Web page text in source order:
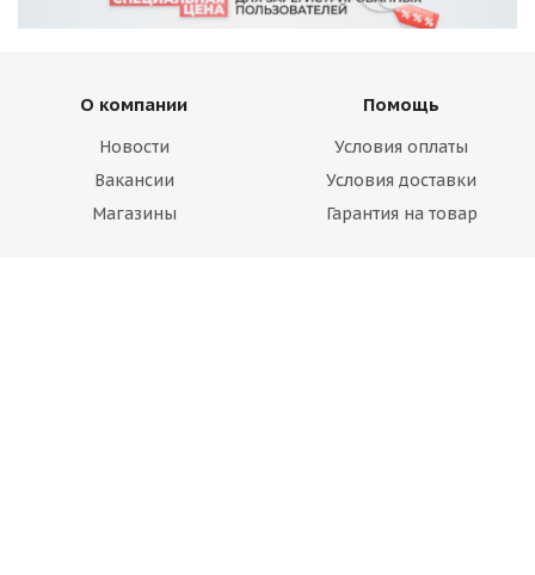
О компании
Новости
Вакансии
Магазины
Помощь
Условия оплаты
Условия доставки
Гарантия на товар